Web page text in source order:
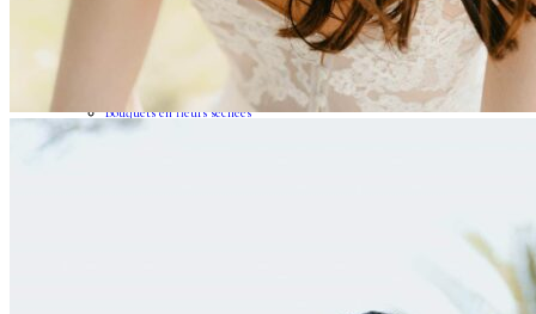
Bouquets
Bouquets en fleurs séchées
Bouquets en fleurs stabilisées